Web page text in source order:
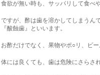
食欲が無い時も、サッパリして食べ
ですが、酢は歯を溶かしてしまうん
『酸蝕歯』といいます。
お酢だけでなく、果物やポ○リ、ビ
体には良くても、歯は危険にさらさ